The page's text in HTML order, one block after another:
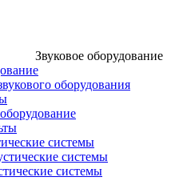
Звуковое оборудование
оборудования
системы
системы
системы